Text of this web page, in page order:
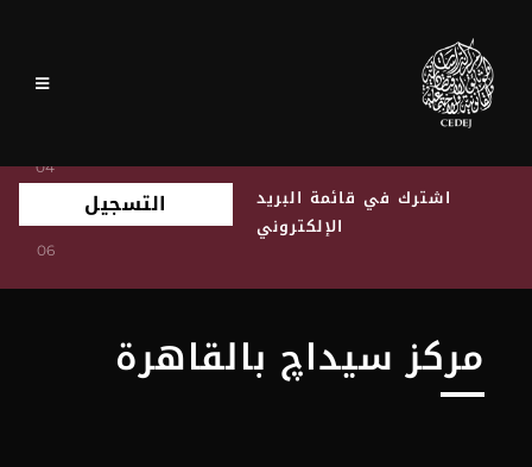
اشترك في قائمة البريد
الإلكتروني
التسجيل
مركز سيداچ بالقاهرة